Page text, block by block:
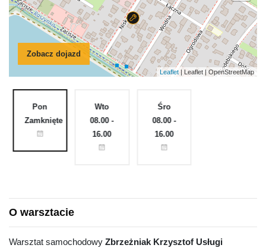
Zobacz dojazd
Leaflet | Leaflet | OpenStreetMap
Pon
Zamknięte
Wto
08.00 -
16.00
Śro
08.00 -
16.00
O warsztacie
Warsztat samochodowy Zbrzeżniak Krzysztof Usługi